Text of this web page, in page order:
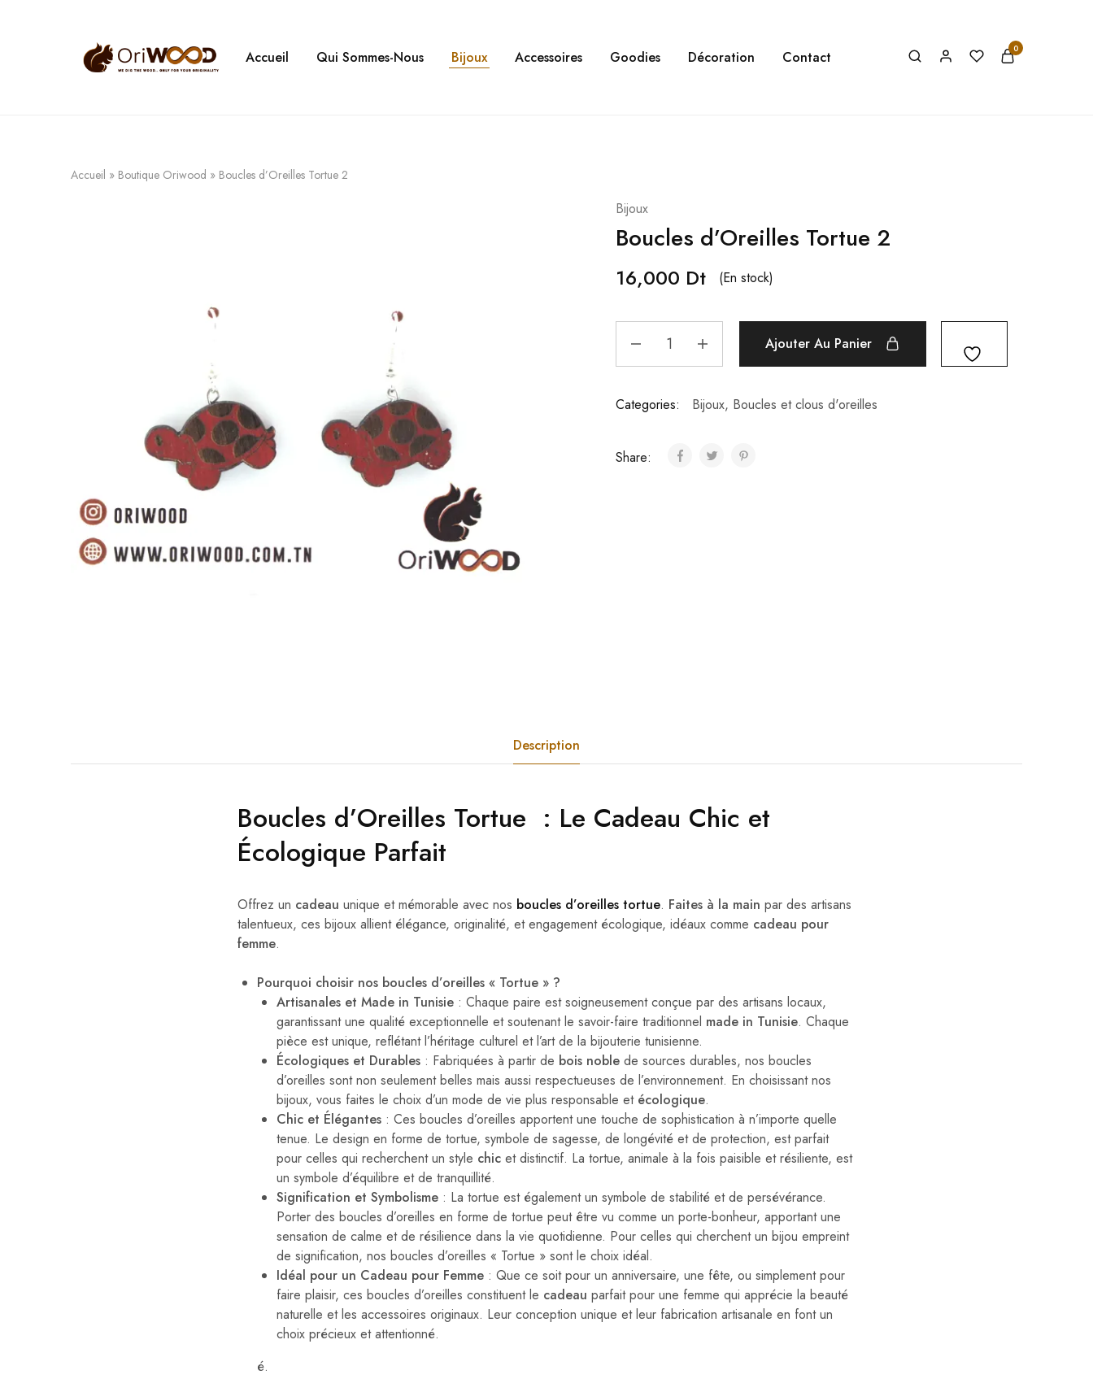
Oriwood
We
Dig
Accueil Qui Sommes-Nous Bijoux Accessoires Goodies Décoration Contact 0
Accueil » Boutique Oriwood » Boucles d’Oreilles Tortue 2
Bijoux
Boucles d’Oreilles Tortue 2
16,000 Dt (En stock)
Ajouter Au Panier
Categories: Bijoux, Boucles et clous d'oreilles
Share:
Description
Boucles d’Oreilles Tortue : Le Cadeau Chic et
Écologique Parfait
Offrez un cadeau unique et mémorable avec nos boucles d’oreilles tortue. Faites à la main par des artisans
talentueux, ces bijoux allient élégance, originalité, et engagement écologique, idéaux comme cadeau pour
femme.
Pourquoi choisir nos boucles d’oreilles « Tortue » ?
Artisanales et Made in Tunisie : Chaque paire est soigneusement conçue par des artisans locaux,
garantissant une qualité exceptionnelle et soutenant le savoir-faire traditionnel made in Tunisie. Chaque
pièce est unique, reflétant l’héritage culturel et l’art de la bijouterie tunisienne.
Écologiques et Durables : Fabriquées à partir de bois noble de sources durables, nos boucles
d’oreilles sont non seulement belles mais aussi respectueuses de l’environnement. En choisissant nos
bijoux, vous faites le choix d’un mode de vie plus responsable et écologique.
Chic et Élégantes : Ces boucles d’oreilles apportent une touche de sophistication à n’importe quelle
tenue. Le design en forme de tortue, symbole de sagesse, de longévité et de protection, est parfait
pour celles qui recherchent un style chic et distinctif. La tortue, animale à la fois paisible et résiliente, est
un symbole d’équilibre et de tranquillité.
Signification et Symbolisme : La tortue est également un symbole de stabilité et de persévérance.
Porter des boucles d’oreilles en forme de tortue peut être vu comme un porte-bonheur, apportant une
sensation de calme et de résilience dans la vie quotidienne. Pour celles qui cherchent un bijou empreint
de signification, nos boucles d’oreilles « Tortue » sont le choix idéal.
Idéal pour un Cadeau pour Femme : Que ce soit pour un anniversaire, une fête, ou simplement pour
faire plaisir, ces boucles d’oreilles constituent le cadeau parfait pour une femme qui apprécie la beauté
naturelle et les accessoires originaux. Leur conception unique et leur fabrication artisanale en font un
choix précieux et attentionné.
é.